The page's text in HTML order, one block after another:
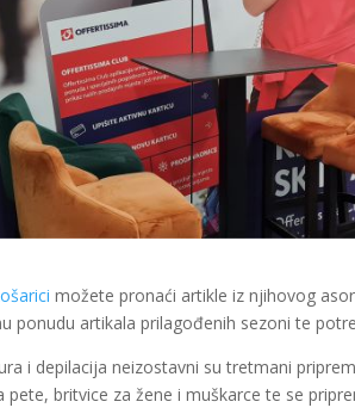
možete pronaći artikle iz njihovog
ponudu artikala prilagođenih sezoni te
i depilacija neizostavni su tretmani
pete, britvice za žene i muškarce te se